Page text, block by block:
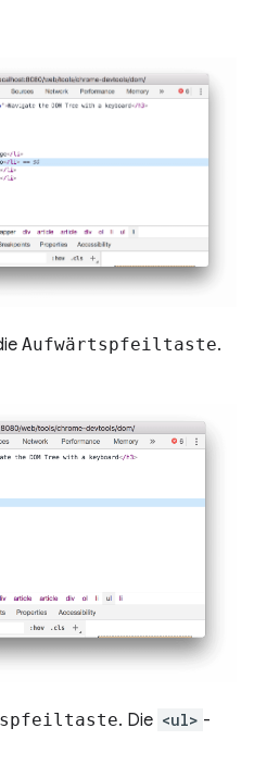
Aufwärtspfeiltaste.
. Die <ul> -